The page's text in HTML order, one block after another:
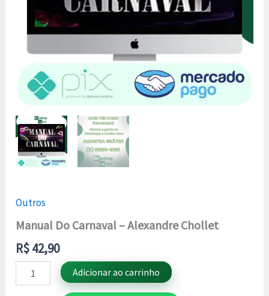
Outros
Manual Do Carnaval – Alexandre Chollet
R$42,90
Adicionar ao carrinho